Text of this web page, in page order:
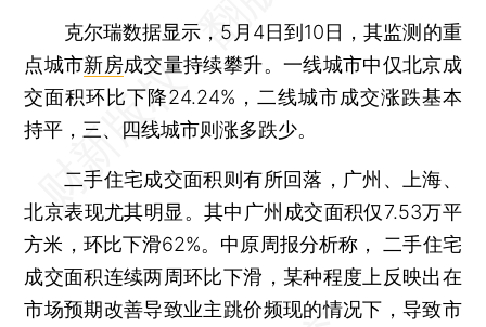
克尔瑞数据显示，5月4日到10日，其监测的重
点城市新房成交量持续攀升。一线城市中仅北京成
交面积环比下降24.24%，二线城市成交涨跌基本
持平，三、四线城市则涨多跌少。
二手住宅成交面积则有所回落，广州、上海、
北京表现尤其明显。其中广州成交面积仅7.53万平
方米，环比下滑62%。中原周报分析称， 二手住宅
成交面积连续两周环比下滑，某种程度上反映出在
市场预期改善导致业主跳价频现的情况下，导致市